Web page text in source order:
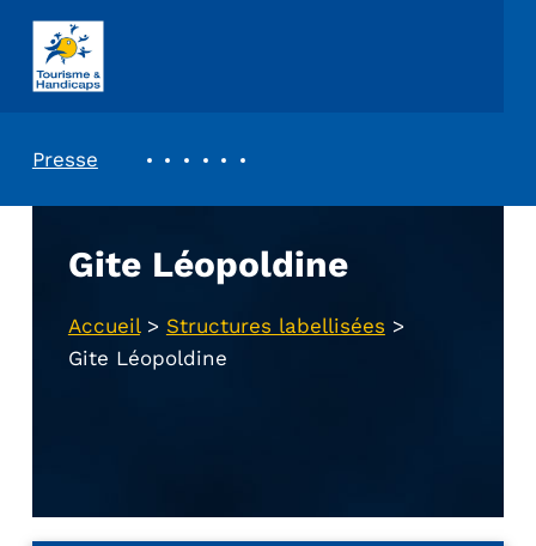
ASSOCIATION TOURISME ET HANDICAPS
Presse
Gite Léopoldine
Accueil> Structures labellisées >
Gite Léopoldine